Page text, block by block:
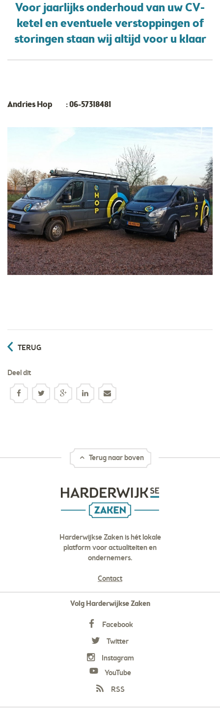
Voor jaarlijks onderhoud van uw CV-
ketel en eventuele verstoppingen of
storingen staan wij altijd voor u klaar
Andries Hop :06-57318481
TERUG
Deel dit
Terug naar boven
Harderwijkse Zaken is hét lokale
platform voor actualiteiten en
ondernemers.
Contact
Volg Harderwijkse Zaken
Facebook
Twitter
Instagram
YouTube
RSS